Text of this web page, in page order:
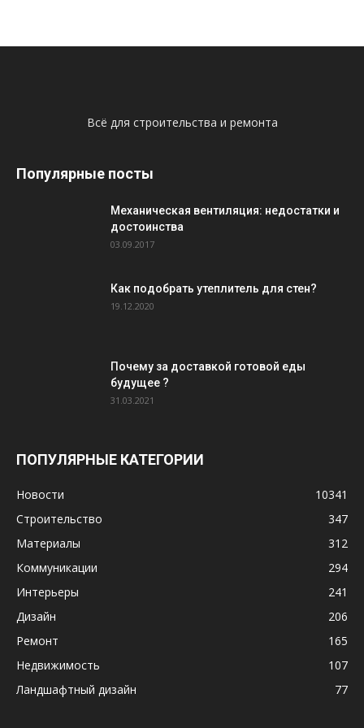
Всё для строительства и ремонта
Популярные посты
Механическая вентиляция: недостатки и
достоинства
03.09.2017
Как подобрать утеплитель для стен?
19.12.2020
Почему за доставкой готовой еды
будущее ?
31.03.2021
ПОПУЛЯРНЫЕ КАТЕГОРИИ
Новости
10341
Строительство
347
Материалы
312
Коммуникации
294
Интерьеры
241
Дизайн
206
Ремонт
165
Недвижимость
107
Ландшафтный дизайн
77